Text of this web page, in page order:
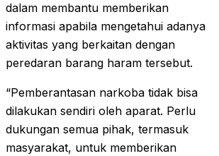
dalam membantu memberikan
informasi apabila mengetahui adanya
aktivitas yang berkaitan dengan
peredaran barang haram tersebut.
“Pemberantasan narkoba tidak bisa
dilakukan sendiri oleh aparat. Perlu
dukungan semua pihak, termasuk
masyarakat, untuk memberikan